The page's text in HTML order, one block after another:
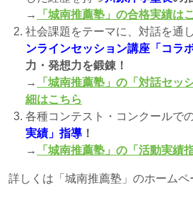
→
「城南推薦塾」の合格実績は
社会課題をテーマに、対話を通
ンラインセッション講座「コラボ
力・発想力を鍛錬！
→
「城南推薦塾」の「対話セッ
細はこちら
各種コンテスト・コンクールで
実績」指導 ！
→
「城南推薦塾」の「活動実績
詳しくは「城南推薦塾」のホームペ